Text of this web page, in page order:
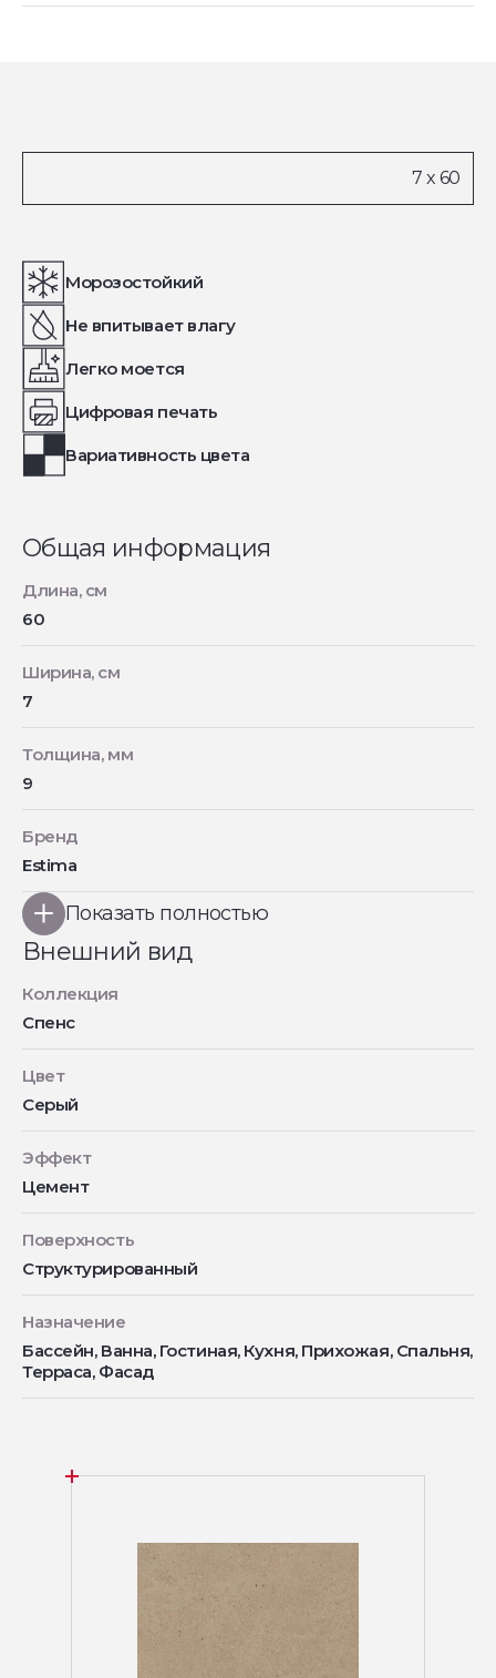
Морозостойкий
Не впитывает влагу
Легко моется
Цифровая печать
Вариативность цвета
Общая информация
Длина, см
60
Ширина, см
7
Толщина, мм
9
Бренд
Estima
Показать полностью
Внешний вид
Коллекция
Спенс
Цвет
Серый
Эффект
Цемент
Поверхность
Структурированный
Назначение
Бассейн, Ванна, Гостиная, Кухня, Прихожая, Спальня,
Терраса, Фасад